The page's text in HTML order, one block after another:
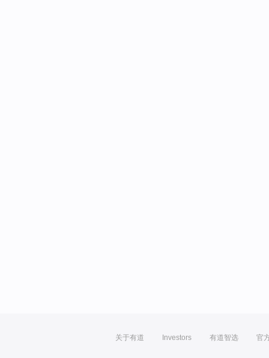
关于有道 Investors 有道智选 官